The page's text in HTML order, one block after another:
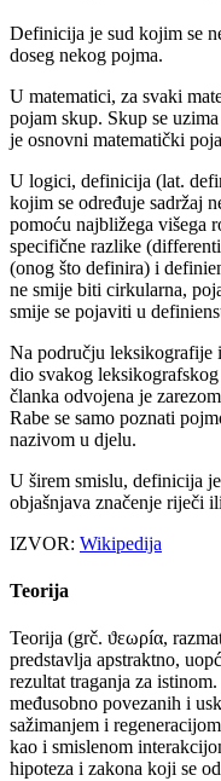
Definicija je sud kojim se
doseg nekog pojma.
U matematici, za svaki
pojam skup. Skup se
je osnovni matematički
U logici, definicija (lat.
kojim se određuje sadržaj
pomoću najbližega višega
specifične razlike
(onog što definira) i
ne smije biti cirkularna,
smije se pojaviti u
Na području leksikografije
dio svakog
članka odvojena je
Rabe se samo poznati
nazivom u djelu.
U širem smislu, definicija
objašnjava značenje riječi
IZVOR: Wikipedija
Teorija
Teorija (grč. ϑεωρíα,
predstavlja apstraktno,
rezultat traganja za
međusobno povezanih i
sažimanjem i
kao i smislenom
hipoteza i zakona koji se